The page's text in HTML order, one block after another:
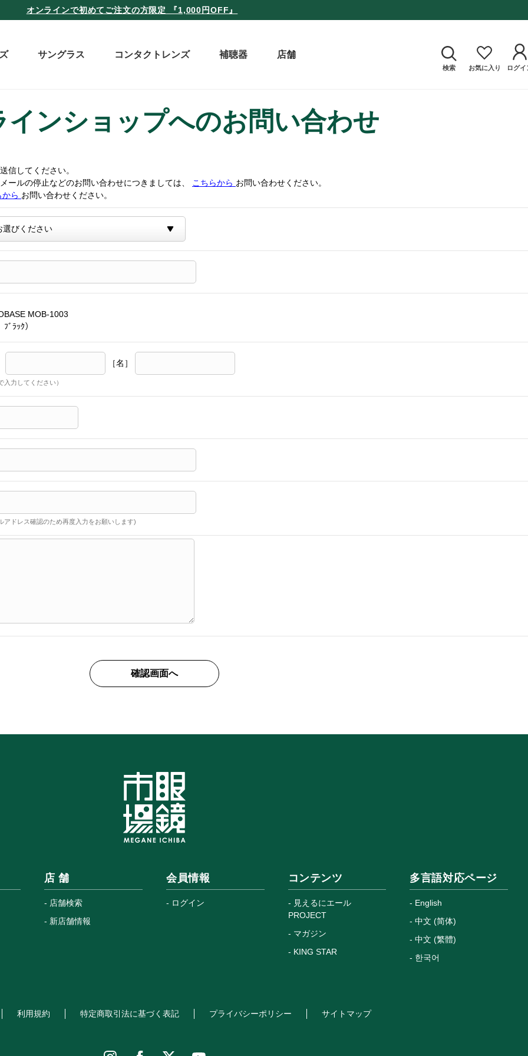
オンラインで初めてご注文の方限定 『1,000円OFF』
サングラス コンタクトレンズ 補聴器 店舗
検索 お気に入り ログイ
インショップへのお問い合わせ
信してください。
ルの停止などのお問い合わせにつきましては、
こちらから お問い合わせください。
ら お問い合わせください。
MOB-1003
ﾞﾗｯｸ）
［名］
入力してください）
アドレス確認のため再度入力をお願いします)
店 舗
店舗検索
新店舗情報
会員情報
ログイン
コンテンツ
見えるにエール
PROJECT
マガジン
KING STAR
多言語対応ページ
English
中文 (简体)
中文 (繁體)
한국어
利用規約 特定商取引法に基づく表記 プライバシーポリシー サイトマップ